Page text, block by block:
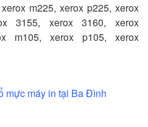
m225, xerox p225, xerox
3155, xerox 3160, xerox
m105, xerox p105, xerox
mực máy in tại Ba Đình